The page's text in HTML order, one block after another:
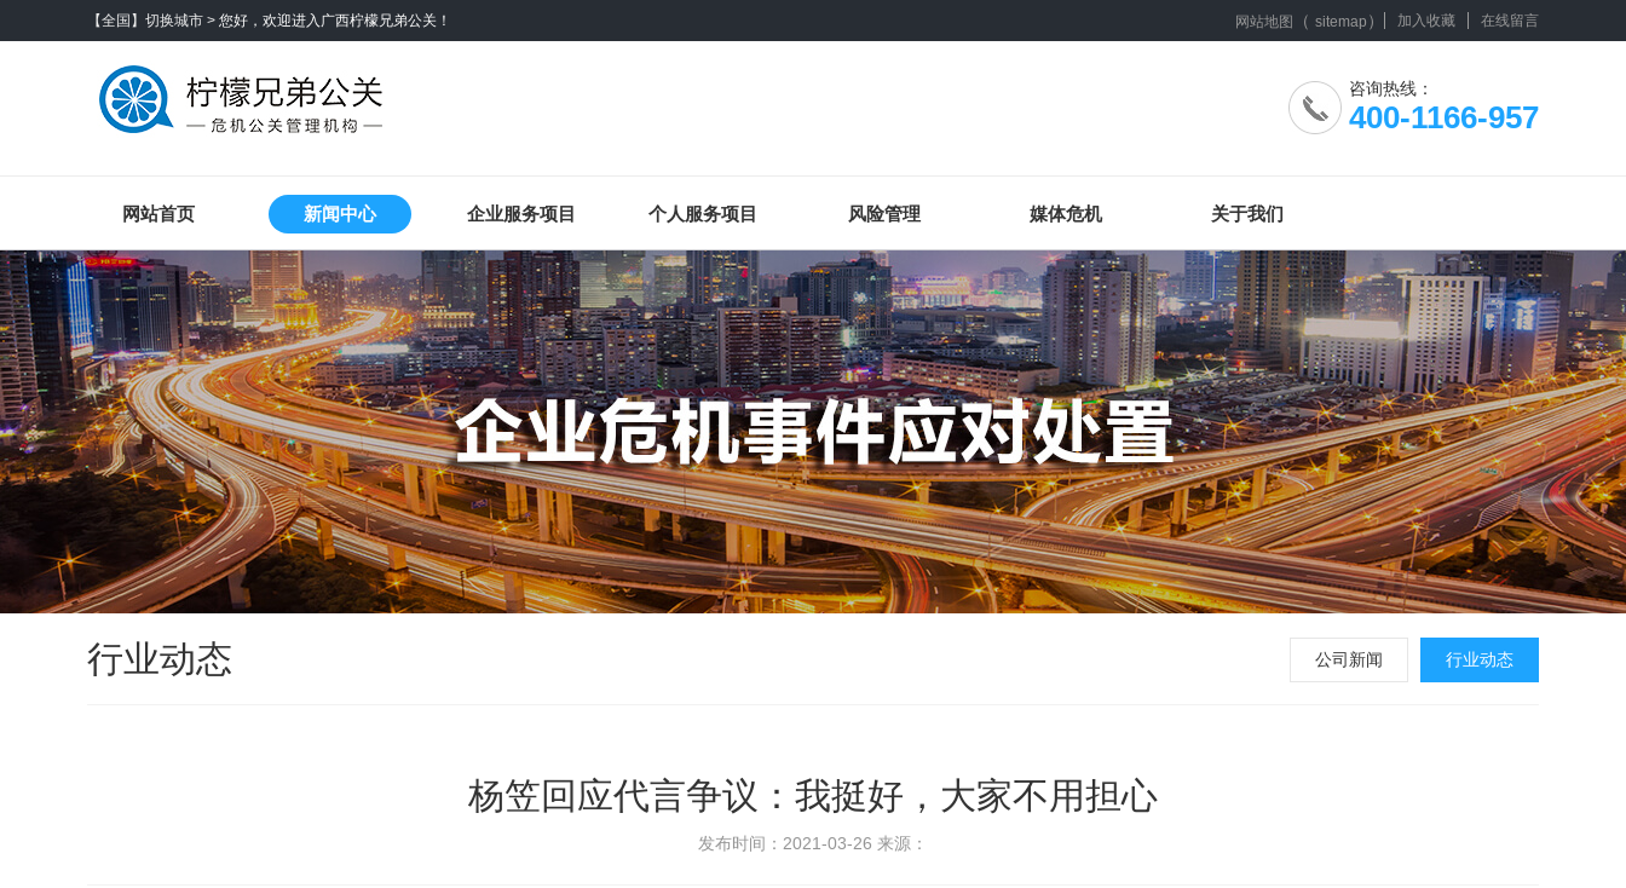
【全国】切换城市 > 您好，欢迎进入广西柠檬兄弟公关！ 网站地图 （ sitemap ） 加入收藏 在线留言
咨询热线：
400-1166-957
网站首页 新闻中心 企业服务项目 个人服务项目 风险管理 媒体危机 关于我们
行业动态 公司新闻 行业动态
杨笠回应代言争议：我挺好，大家不用担心
发布时间：2021-03-26 来源：